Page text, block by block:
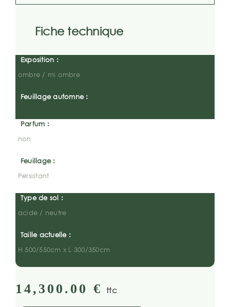
Fiche technique
Exposition :
ombre / mi ombre
Feuillage automne :
Parfum :
non
Feuillage :
Persistant
Type de sol :
acide / neutre
Taille actuelle :
H 500/550cm x L 300/350cm
14,300.00 € ttc